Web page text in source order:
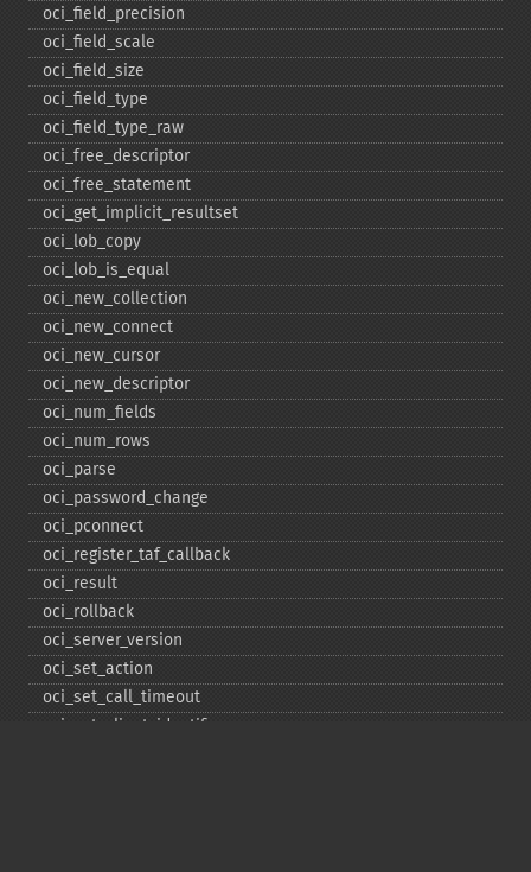
oci_​field_​precision
oci_​field_​scale
oci_​field_​size
oci_​field_​type
oci_​field_​type_​raw
oci_​free_​descriptor
oci_​free_​statement
oci_​get_​implicit_​resultset
oci_​lob_​copy
oci_​lob_​is_​equal
oci_​new_​collection
oci_​new_​connect
oci_​new_​cursor
oci_​new_​descriptor
oci_​num_​fields
oci_​num_​rows
oci_​parse
oci_​password_​change
oci_​pconnect
oci_​register_​taf_​callback
oci_​result
oci_​rollback
oci_​server_​version
oci_​set_​action
oci_​set_​call_​timeout
oci_​set_​client_​identifier